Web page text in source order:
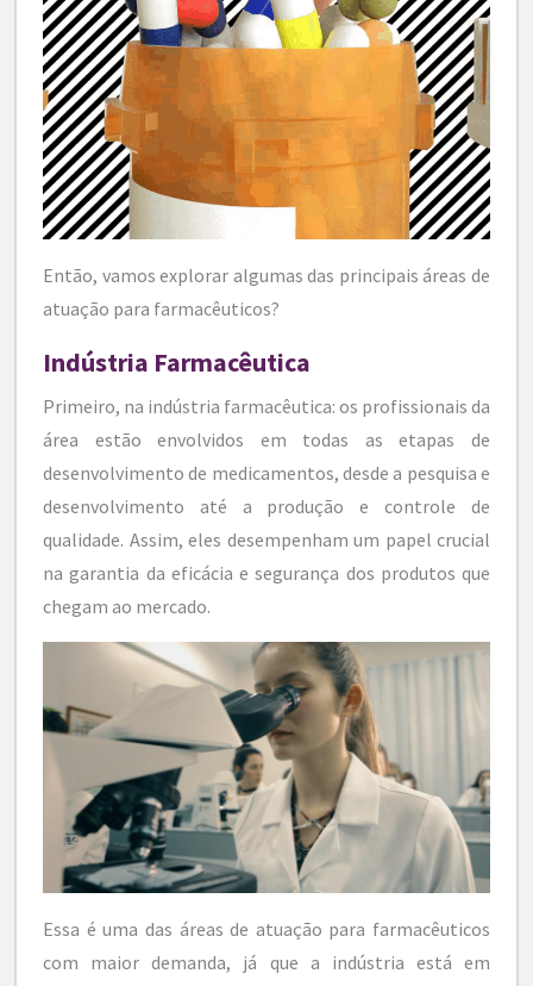
Então, vamos explorar algumas das principais áreas de
atuação para farmacêuticos?
Indústria Farmacêutica
Primeiro, na indústria farmacêutica: os profissionais da
área estão envolvidos em todas as etapas de
desenvolvimento de medicamentos, desde a pesquisa e
desenvolvimento até a produção e controle de
qualidade. Assim, eles desempenham um papel crucial
na garantia da eficácia e segurança dos produtos que
chegam ao mercado.
Essa é uma das áreas de atuação para farmacêuticos
com maior demanda, já que a indústria está em